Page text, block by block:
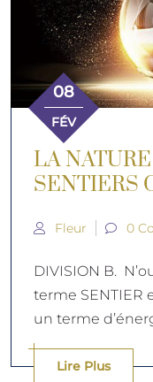
08
FÉV
LA
SENTIERS
Fleur 0
DIVISION B.
terme SENTIER
un terme
Lire Plus